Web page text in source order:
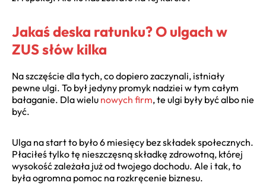
Jakaś deska ratunku? O ulgach w
ZUS słów kilka
Na szczęście dla tych, co dopiero zaczynali, istniały
pewne ulgi. To był jedyny promyk nadziei w tym całym
bałaganie. Dla wielu nowych firm, te ulgi były być albo nie
być.
Ulga na start to było 6 miesięcy bez składek społecznych.
Płaciłeś tylko tę nieszczęsną składkę zdrowotną, której
wysokość zależała już od twojego dochodu. Ale i tak, to
była ogromna pomoc na rozkręcenie biznesu.